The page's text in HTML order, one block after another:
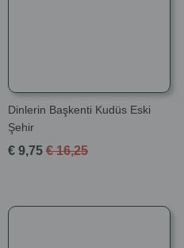
Dinlerin Başkenti Kudüs Eski
Şehir
€ 9,75 € 16,25